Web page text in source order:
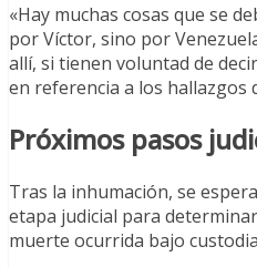
«Hay muchas cosas que se
por Víctor, sino por
allí, si tienen voluntad de
en referencia a los hallazgos
Próximos pasos
Tras la inhumación, se
etapa judicial para
muerte ocurrida bajo